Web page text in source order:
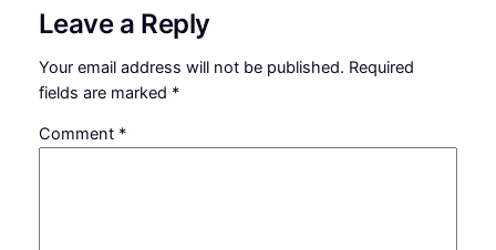
Leave a Reply
Your email address will not be published. Required
fields are marked *
Comment *